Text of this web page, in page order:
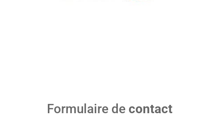
Formulaire de contact